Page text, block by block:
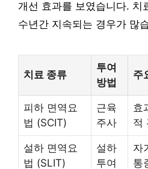
개선 효과를 보였습니다. 치
수년간 지속되는 경우가 많
치료 종류
투여
방법
주
피하 면역요
법 (SCIT)
근육
주사
효
적
설하 면역요
법 (SLIT)
설하
투여
자
통